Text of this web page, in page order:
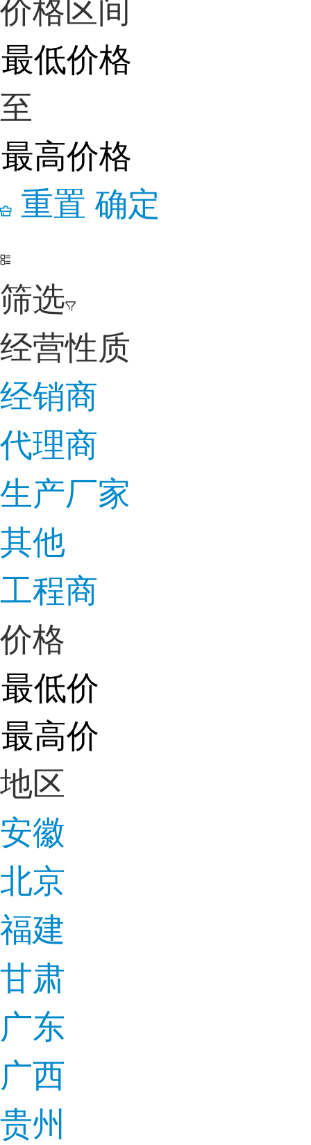
至
重置 确定
筛选
经营性质
经销商
代理商
生产厂家
其他
工程商
价格
地区
安徽
北京
福建
甘肃
广东
广西
贵州